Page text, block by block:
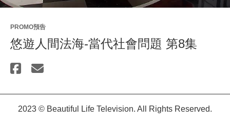
Video
PROMO預告
悠遊人間法海-當代社會問題 第8集
2023 © Beautiful Life Television. All Rights Reserved.